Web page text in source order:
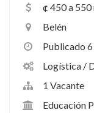
¢ 450 a 550
Belén
Publicado
Logística /
1 Vacante
Educación